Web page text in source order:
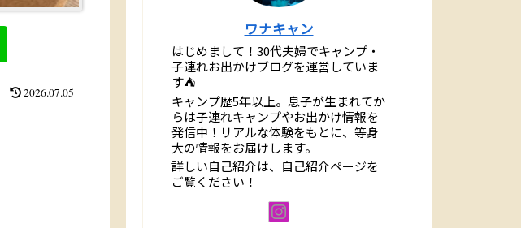
2026.07.05
ワナキャン
はじめまして！30代夫婦でキャンプ・
子連れお出かけブログを運営していま
す⛺️
キャンプ歴5年以上。息子が生まれてか
らは子連れキャンプやお出かけ情報を
発信中！リアルな体験をもとに、等身
大の情報をお届けします。
詳しい自己紹介は、自己紹介ページを
ご覧ください！